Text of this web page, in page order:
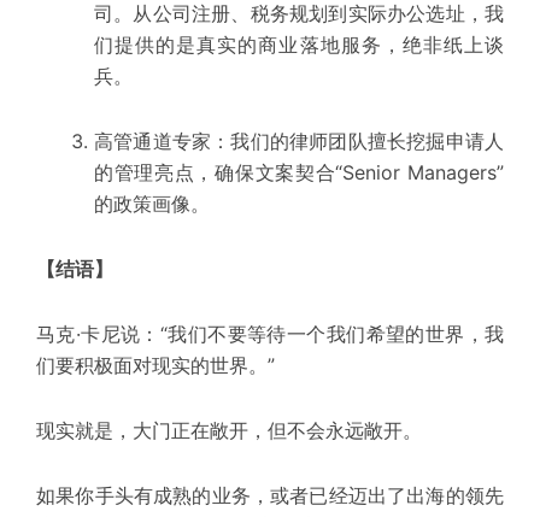
司。从公司注册、税务规划到实际办公选址，我
们提供的是真实的商业落地服务，绝非纸上谈
兵。
高管通道专家：我们的律师团队擅长挖掘申请人
的管理亮点，确保文案契合“Senior Managers”
的政策画像。
【结语】
马克·卡尼说：“我们不要等待一个我们希望的世界，我
们要积极面对现实的世界。”
现实就是，大门正在敞开，但不会永远敞开。
如果你手头有成熟的业务，或者已经迈出了出海的领先